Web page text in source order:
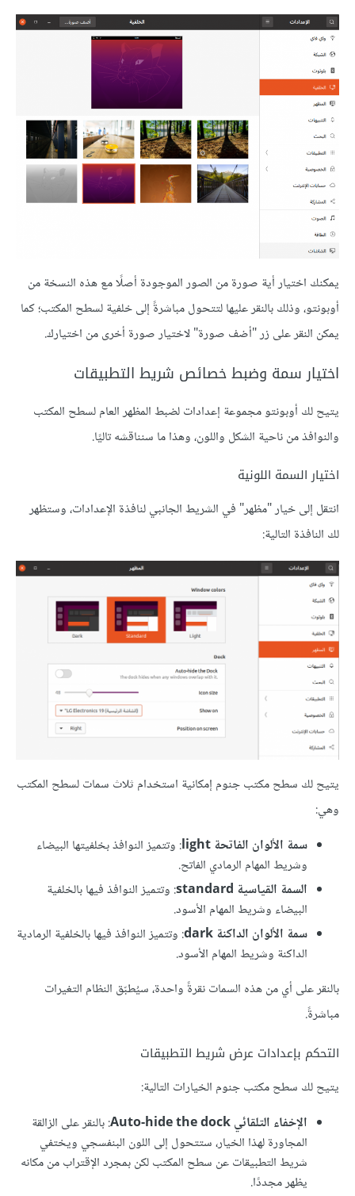
يمكنك اختيار أية صورة من الصور الموجودة أصلًا مع هذه النسخة من
أوبونتو، وذلك بالنقر عليها لتتحول مباشرةً إلى خلفية لسطح المكتب؛ كما
يمكن النقر على زر "أضف صورة" لاختيار صورة أخرى من اختيارك.
اختيار سمة وضبط خصائص شريط التطبيقات
يتيح لك أوبونتو مجموعة إعدادات لضبط المظهر العام لسطح المكتب
والنوافذ من ناحية الشكل واللون، وهذا ما سنناقشه تاليًا.
اختيار السمة اللونية
انتقل إلى خيار "مظهر" في الشريط الجانبي لنافذة اﻹعدادات، وستظهر
لك النافذة التالية:
يتيح لك سطح مكتب جنوم إمكانية استخدام ثلاث سمات لسطح المكتب
وهي:
سمة اﻷلوان الفاتحة light
: وتتميز النوافذ بخلفيتها البيضاء
وشريط المهام الرمادي الفاتح.
السمة القياسية standard
: وتتميز النوافذ فيها بالخلفية
البيضاء وشريط المهام الأسود.
سمة اﻷلوان الداكنة dark
: وتتميز النوافذ فيها بالخلفية الرمادية
الداكنة وشريط المهام اﻷسود.
بالنقر على أي من هذه السمات نقرةً واحدة، سيُطبّق النظام التغيرات
مباشرةً.
التحكم بإعدادات عرض شريط التطبيقات
يتيح لك سطح مكتب جنوم الخيارات التالية:
اﻹخفاء التلقائي Auto-hide the dock
: بالنقر على الزالقة
المجاورة لهذا الخيار، ستتحول إلى اللون البنفسجي ويختفي
شريط التطبيقات عن سطح المكتب لكن بمجرد اﻹقتراب من مكانه
يظهر مجددًا.